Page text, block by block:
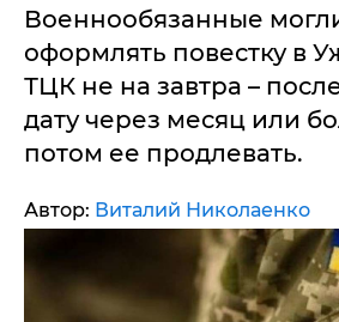
Военнообязанные
оформлять повестку в
ТЦК не на завтра –
дату через месяц или
потом ее продлевать.
Автор: Виталий Николаенко